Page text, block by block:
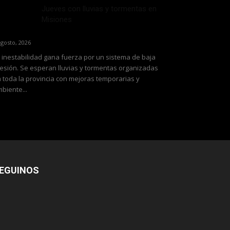
2026
inestabilidad gana fuerza por un sistema de baja
Se esperan lluvias y tormentas organizadas
toda la provincia con mejoras temporarias y